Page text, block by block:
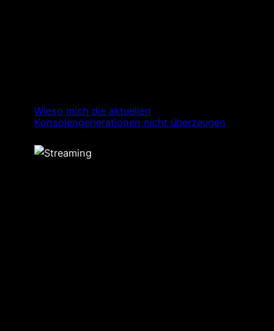
Wieso mich die aktuellen
Konsolengenerationen nicht überzeugen